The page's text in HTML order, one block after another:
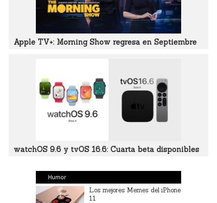
Apple TV+: Morning Show regresa en Septiembre
watchOS 9.6 y tvOS 16.6: Cuarta beta disponibles
Humor
Los mejores Memes del iPhone
11